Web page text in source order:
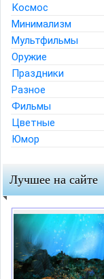
Космос
Минимализм
Мультфильмы
Оружие
Праздники
Разное
Фильмы
Цветные
Юмор
Лучшее на сайте